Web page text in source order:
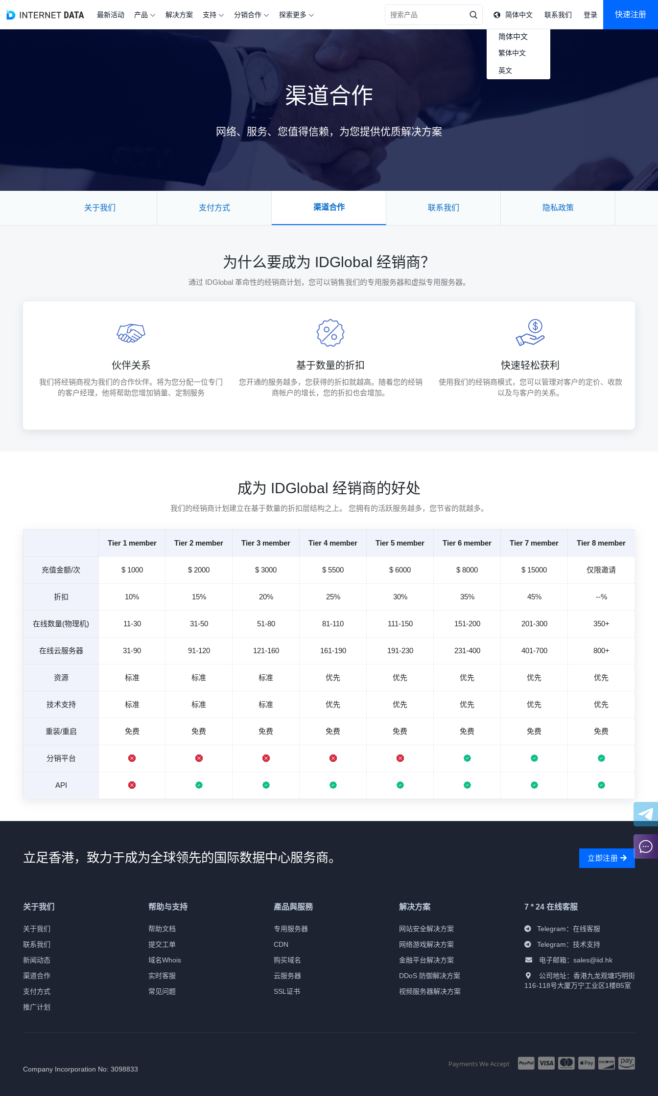
最新活动 产品 解决方案 支持 分销合作 探索更多 简体中文
简体中文
繁体中文
英文
联系我们 登录 快速注册
渠道合作
网络、服务、您值得信赖，为您提供优质解决方案
关于我们 支付方式 渠道合作 联系我们 隐私政策
为什么要成为 IDGlobal 经销商？
通过 IDGlobal 革命性的经销商计划，您可以销售我们的专用服务器和虚拟专用服务器。
伙伴关系
我们将经销商视为我们的合作伙伴。将为您分配一位专门
的客户经理，他将帮助您增加销量、定制服务
基于数量的折扣
您开通的服务越多，您获得的折扣就越高。随着您的经销
商帐户的增长，您的折扣也会增加。
快速轻松获利
使用我们的经销商模式，您可以管理对客户的定价、收款
以及与客户的关系。
成为 IDGlobal 经销商的好处
我们的经销商计划建立在基于数量的折扣层结构之上。 您拥有的活跃服务越多，您节省的就越多。
Tier 1 member Tier 2 member Tier 3 member Tier 4 member Tier 5 member Tier 6 member Tier 7 member Tier 8 member
充值金额/次 $ 1000 $ 2000 $ 3000 $ 5500 $ 6000 $ 8000 $ 15000 仅限邀请
折扣 10% 15% 20% 25% 30% 35% 45% --%
在线数量(物理机) 11-30 31-50 51-80 81-110 111-150 151-200 201-300 350+
在线云服务器 31-90 91-120 121-160 161-190 191-230 231-400 401-700 800+
资源 标准 标准 标准 优先 优先 优先 优先 优先
技术支持 标准 标准 标准 优先 优先 优先 优先 优先
重装/重启 免费 免费 免费 免费 免费 免费 免费 免费
分销平台
API
立足香港，致力于成为全球领先的国际数据中心服务商。 立即注册
关于我们
关于我们
联系我们
新闻动态
渠道合作
支付方式
推广计划
帮助与支持
帮助文档
提交工单
域名Whois
实时客服
常见问题
產品與服務
专用服务器
CDN
购买域名
云服务器
SSL证书
解决方案
网站安全解决方案
网络游戏解决方案
金融平台解决方案
DDoS 防御解决方案
视频服务器解决方案
7 * 24 在线客服
Telegram： 在线客服
Telegram： 技术支持
电子邮箱：sales@iid.hk
公司地址：香港九龙观塘巧明街
116-118号大厦万宁工业区1楼B5室
Company Incorporation No: 3098833
Payments We Accept